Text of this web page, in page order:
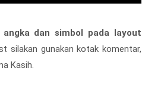
dan simbol pada layout
silakan gunakan kotak komentar,
Kasih.